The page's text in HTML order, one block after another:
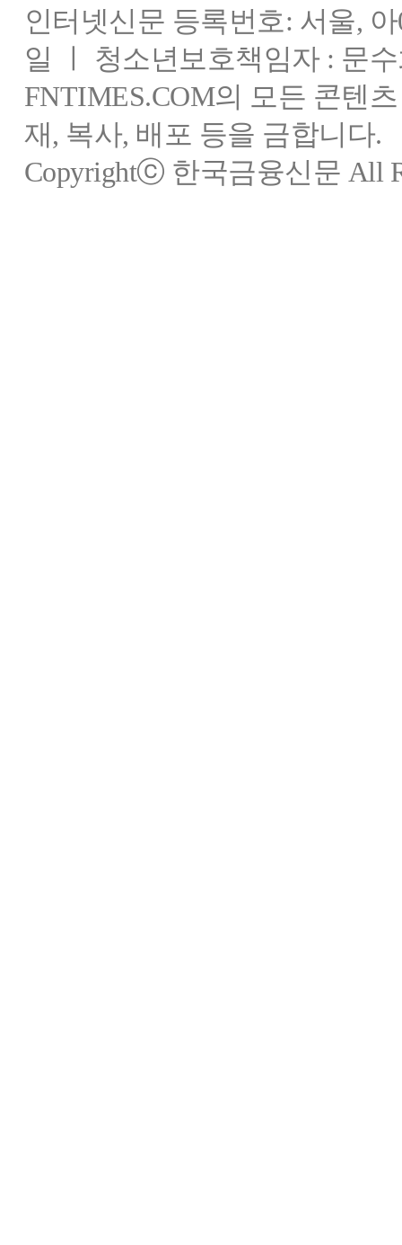
인터넷신문 등록번호: 서울,
일 ㅣ 청소년보호책임자 : 문
FNTIMES.COM의 모든 콘텐
재, 복사, 배포 등을 금합니다.
Copyrightⓒ 한국금융신문 All